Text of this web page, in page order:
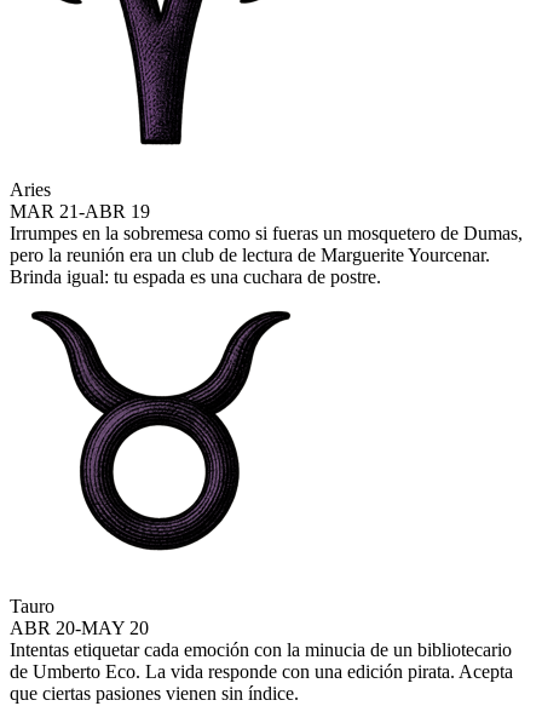
Aries
MAR 21-ABR 19
Irrumpes en la sobremesa como si fueras un mosquetero de Dumas,
pero la reunión era un club de lectura de Marguerite Yourcenar.
Brinda igual: tu espada es una cuchara de postre.
Tauro
ABR 20-MAY 20
Intentas etiquetar cada emoción con la minucia de un bibliotecario
de Umberto Eco. La vida responde con una edición pirata. Acepta
que ciertas pasiones vienen sin índice.